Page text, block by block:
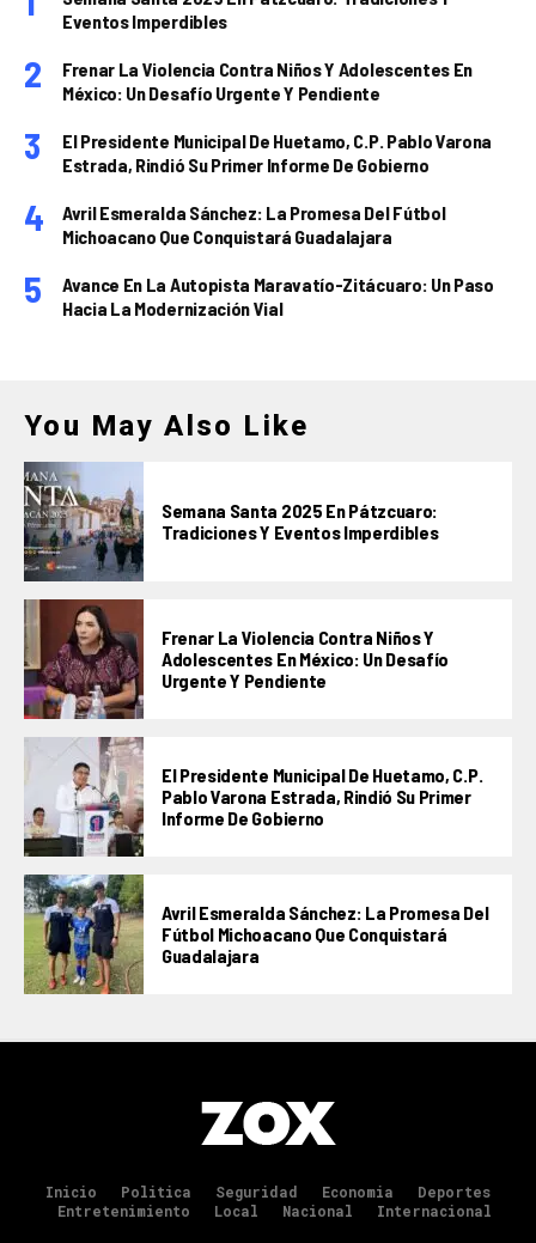
Eventos Imperdibles
Frenar La Violencia Contra Niños Y Adolescentes En
México: Un Desafío Urgente Y Pendiente
El Presidente Municipal De Huetamo, C.P. Pablo Varona
Estrada, Rindió Su Primer Informe De Gobierno
Avril Esmeralda Sánchez: La Promesa Del Fútbol
Michoacano Que Conquistará Guadalajara
Avance En La Autopista Maravatío-Zitácuaro: Un Paso
Hacia La Modernización Vial
You May Also Like
Semana Santa 2025 En Pátzcuaro:
Tradiciones Y Eventos Imperdibles
Frenar La Violencia Contra Niños Y
Adolescentes En México: Un Desafío
Urgente Y Pendiente
El Presidente Municipal De Huetamo, C.P.
Pablo Varona Estrada, Rindió Su Primer
Informe De Gobierno
Avril Esmeralda Sánchez: La Promesa Del
Fútbol Michoacano Que Conquistará
Guadalajara
Inicio Politica Seguridad Economia
Deportes
Entretenimiento
Local Nacional Internacional